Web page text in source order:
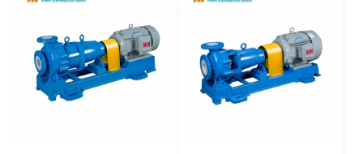
boleh mengangkut pelbagai
asid, asas dan pelarut
organik yang sangat korosif
antara 100 ℃ dan 150 ℃,
yang merupakan
penyelesaian ideal untuk
magnet plastik fluorin, pam
kimia magnet tahan karat
pam kimia.